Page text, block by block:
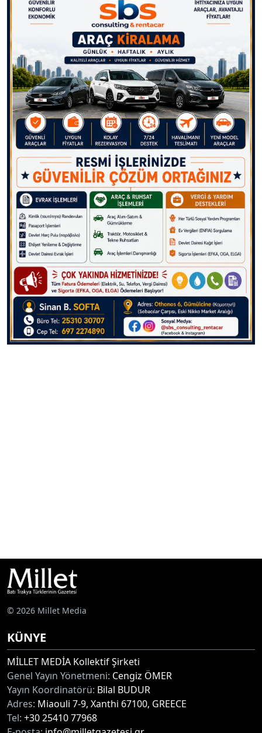
© 2026 Millet Media
KÜNYE
MİLLET MEDİA Kollektif Şirketi
Genel Yayın Yönetmeni: Cengiz ÖMER
Yayın Koordinatörü: Bilal BUDUR
Adres: Miaouli 7-9, Xanthi 67100, GREECE
Tel: +30 25410 77968